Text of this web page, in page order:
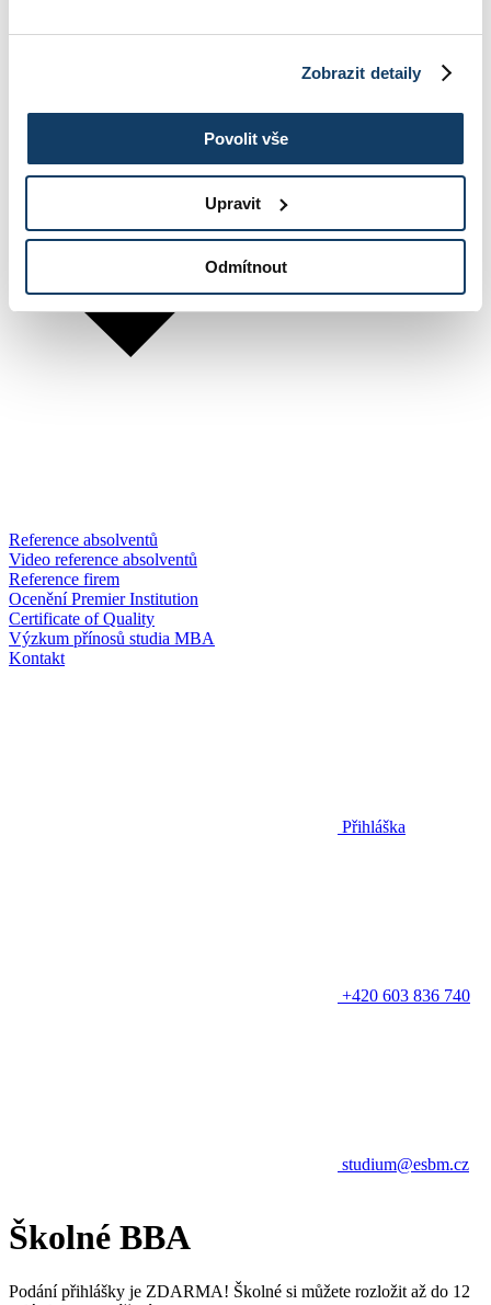
Zobrazit detaily
Povolit vše
Upravit
Odmítnout
Reference absolventů
Video reference absolventů
Reference firem
Ocenění Premier Institution
Certificate of Quality
Výzkum přínosů studia MBA
Kontakt
Přihláška
+420 603 836 740
studium@esbm.cz
Školné BBA
Podání přihlášky je ZDARMA! Školné si můžete rozložit až do 12